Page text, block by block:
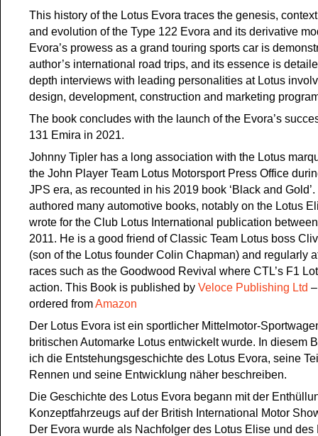
This history of the Lotus Evora traces the genesis,
and evolution of the Type 122 Evora and its derivative
Evora’s prowess as a grand touring sports car is
author’s international road trips, and its essence is
depth interviews with leading personalities at Lotus
design, development, construction and marketing
The book concludes with the launch of the Evora’s
131 Emira in 2021.
Johnny Tipler has a long association with the Lotus
the John Player Team Lotus Motorsport Press Office
JPS era, as recounted in his 2019 book ‘Black and
authored many automotive books, notably on the Lotus
wrote for the Club Lotus International publication
2011. He is a good friend of Classic Team Lotus boss
(son of the Lotus founder Colin Chapman) and regularly
races such as the Goodwood Revival where CTL’s F1
action. This Book is published by‎ Veloce Publishing Ltd
ordered fromAmazon
Der Lotus Evora ist ein sportlicher Mittelmotor-
britischen Automarke Lotus entwickelt wurde. In diesem
ich die Entstehungsgeschichte des Lotus Evora, seine
Rennen und seine Entwicklung näher beschreiben.
Die Geschichte des Lotus Evora begann mit der
Konzeptfahrzeugs auf der British International Motor
Der Evora wurde als Nachfolger des Lotus Elise und des